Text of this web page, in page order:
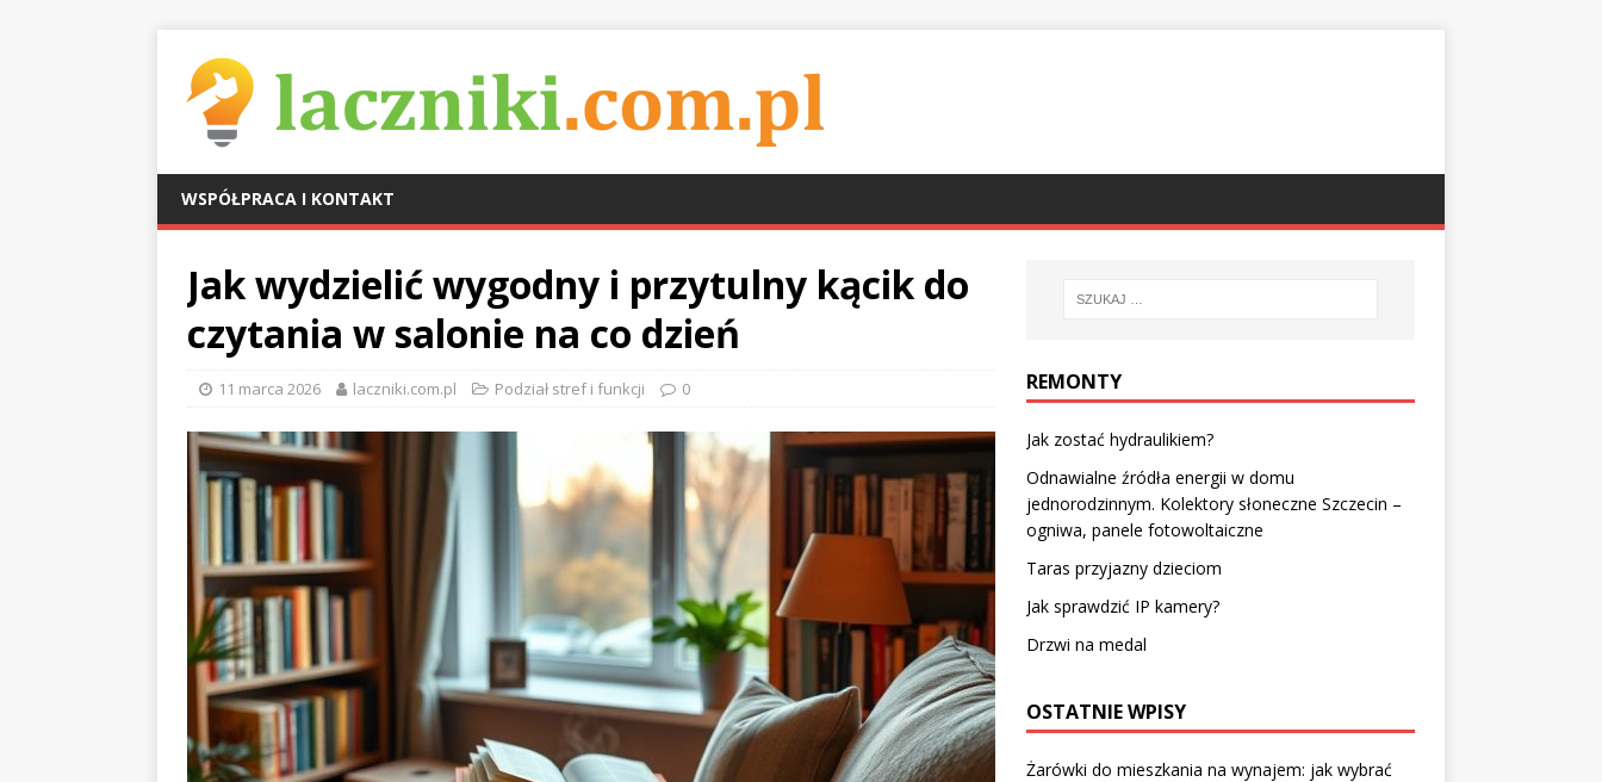
WSPÓŁPRACA I KONTAKT
Jak wydzielić wygodny i przytulny kącik do
czytania w salonie na co dzień
11 marca 2026 laczniki.com.pl Podział stref i funkcji 0 REMONTY
Jak zostać hydraulikiem?
Odnawialne źródła energii w domu
jednorodzinnym. Kolektory słoneczne Szczecin –
ogniwa, panele fotowoltaiczne
Taras przyjazny dzieciom
Jak sprawdzić IP kamery?
Drzwi na medal
OSTATNIE WPISY
Żarówki do mieszkania na wynajem: jak wybrać